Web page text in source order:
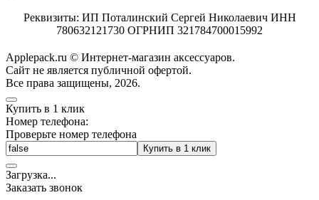
Реквизиты: ИП Поталинский Сергей Николаевич ИНН
780632121730 ОГРНИП 321784700015992
Applepack.ru © Интернет-магазин аксессуаров.
Cайт не является публичной офертой.
Все права защищены, 2026.
Купить в 1 клик
Номер телефона:
Проверьте номер телефона
Купить в 1 клик
Загрузка...
Заказать звонок